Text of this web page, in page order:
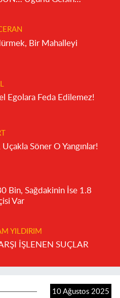
Bir Mahalleyi
Egolara Feda Edilemez!
Söner O Yangınlar!
Bin, Sağdakinin İse 1.8
Var
YILDIRIM
İŞLENEN SUÇLAR
10 Ağustos 2025